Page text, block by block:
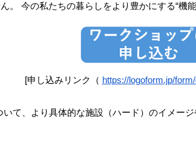
今の私たちの暮らしをより豊かにする“機
[申し込みリンク（ https://logoform.jp/
て、より具体的な施設（ハード）のイメージ